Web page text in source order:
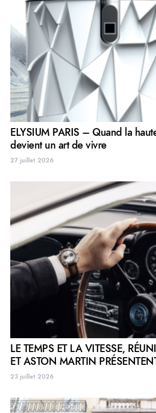
ELYSIUM PARIS – Quand la
devient un art de vivre
27 juillet 2026
LE TEMPS ET LA VITESSE,
ET ASTON MARTIN
23 juillet 2026